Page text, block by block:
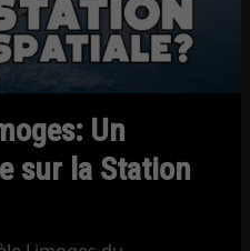
Un
sur la Station